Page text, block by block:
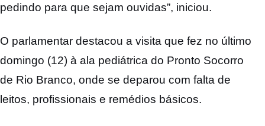
pedindo para que sejam ouvidas”, iniciou.
O parlamentar destacou a visita que fez no último
domingo (12) à ala pediátrica do Pronto Socorro
de Rio Branco, onde se deparou com falta de
leitos, profissionais e remédios básicos.